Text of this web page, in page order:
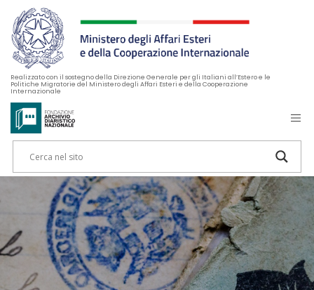
Realizzato con il sostegno della Direzione Generale per gli Italiani all’Estero e le
Politiche Migratorie del Ministero degli Affari Esteri e della Cooperazione
Internazionale